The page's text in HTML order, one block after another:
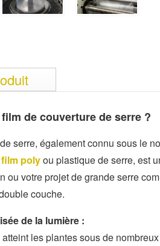
de couverture de serre ?
serre, également connu sous le
film polyou plastique de serre, est
ou votre projet de grande serre
couche.
de la lumière :
les plantes sous de